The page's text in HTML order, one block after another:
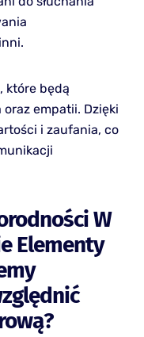
które będą
oraz empatii. Dzięki
i zaufania, co
W
Elementy